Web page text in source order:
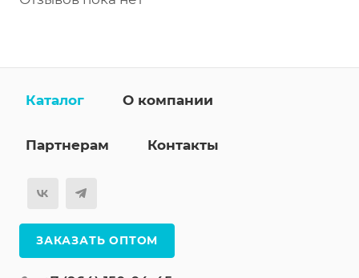
Каталог О компании
Партнерам Контакты
ЗАКАЗАТЬ ОПТОМ